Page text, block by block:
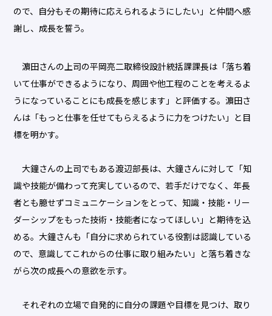
ので、自分もその期待に応えられるようにしたい」と仲間へ感
謝し、成長を誓う。
濵田さんの上司の平岡亮二取締役設計統括課課長は「落ち着
いて仕事ができるようになり、周囲や他工程のことを考えるよ
うになっていることにも成長を感じます」と評価する。濵田さ
んは「もっと仕事を任せてもらえるように力をつけたい」と目
標を明かす。
大鐘さんの上司でもある渡辺部長は、大鐘さんに対して「知
識や技能が備わって充実しているので、若手だけでなく、年長
者とも臆せずコミュニケーションをとって、知識・技能・リー
ダーシップをもった技術・技能者になってほしい」と期待を込
める。大鐘さんも「自分に求められている役割は認識している
ので、意識してこれからの仕事に取り組みたい」と落ち着きな
がら次の成長への意欲を示す。
それぞれの立場で自発的に自分の課題や目標を見つけ、取り